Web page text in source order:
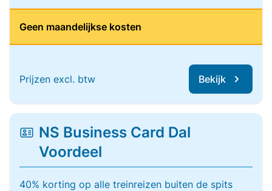
Geen maandelijkse kosten
Prijzen excl. btw Bekijk
NS Business Card Dal
Voordeel
40% korting op alle treinreizen buiten de spits